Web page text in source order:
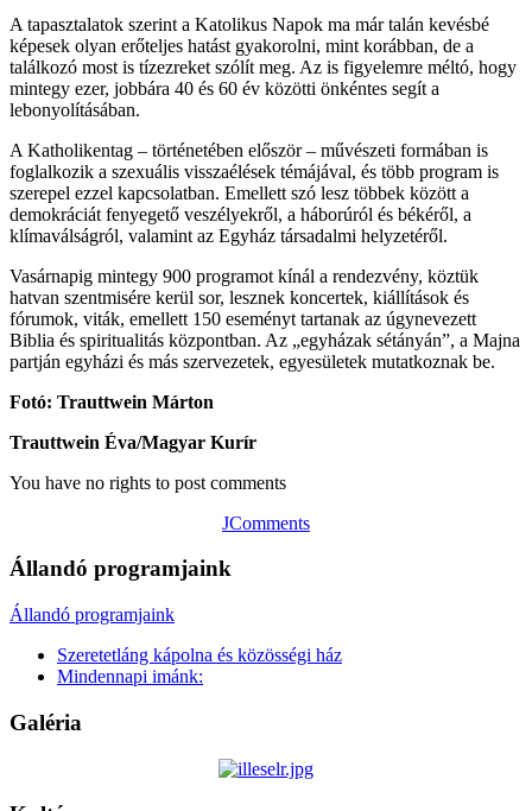
A tapasztalatok szerint a Katolikus Napok ma már talán kevésbé
képesek olyan erőteljes hatást gyakorolni, mint korábban, de a
találkozó most is tízezreket szólít meg. Az is figyelemre méltó, hogy
mintegy ezer, jobbára 40 és 60 év közötti önkéntes segít a
lebonyolításában.
A Katholikentag – történetében először – művészeti formában is
foglalkozik a szexuális visszaélések témájával, és több program is
szerepel ezzel kapcsolatban. Emellett szó lesz többek között a
demokráciát fenyegető veszélyekről, a háborúról és békéről, a
klímaválságról, valamint az Egyház társadalmi helyzetéről.
Vasárnapig mintegy 900 programot kínál a rendezvény, köztük
hatvan szentmisére kerül sor, lesznek koncertek, kiállítások és
fórumok, viták, emellett 150 eseményt tartanak az úgynevezett
Biblia és spiritualitás központban. Az „egyházak sétányán”, a Majna
partján egyházi és más szervezetek, egyesületek mutatkoznak be.
Fotó: Trauttwein Márton
Trauttwein Éva/Magyar Kurír
You have no rights to post comments
JComments
Állandó programjaink
Állandó programjaink
Szeretetláng kápolna és közösségi ház
Mindennapi imánk:
Galéria